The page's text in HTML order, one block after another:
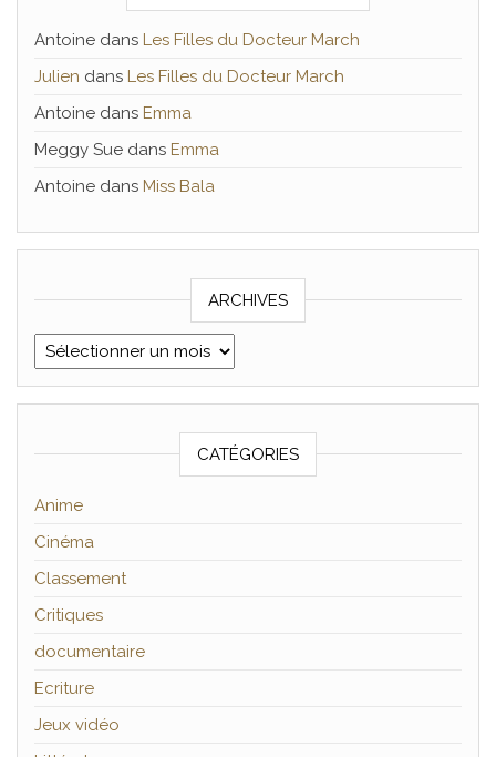
Antoine dans Les Filles du Docteur March
Julien dans Les Filles du Docteur March
Antoine dans Emma
Meggy Sue dans Emma
Antoine dans Miss Bala
ARCHIVES
Archives
CATÉGORIES
Anime
Cinéma
Classement
Critiques
documentaire
Ecriture
Jeux vidéo